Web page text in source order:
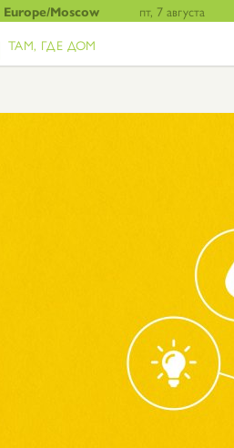
Europe/Moscow пт, 7 августа
ТАМ, ГДЕ ДОМ